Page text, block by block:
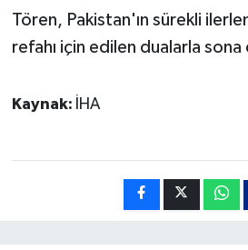
Tören, Pakistan'ın sürekli
refahı için edilen dualarla sona
Kaynak: İHA